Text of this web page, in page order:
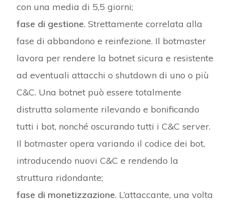
con una media di 5,5 giorni;
fase di gestione. Strettamente correlata alla
fase di abbandono e reinfezione. Il botmaster
lavora per rendere la botnet sicura e resistente
ad eventuali attacchi o shutdown di uno o più
C&C. Una botnet può essere totalmente
distrutta solamente rilevando e bonificando
tutti i bot, nonché oscurando tutti i C&C server.
Il botmaster opera variando il codice dei bot,
introducendo nuovi C&C e rendendo la
struttura ridondante;
fase di monetizzazione. L’attaccante, una volta